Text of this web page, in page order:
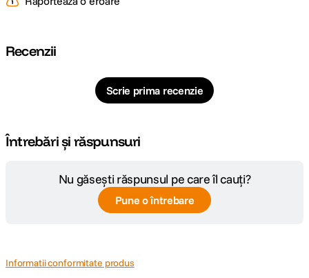
Filtrul PRO1D+ INSTANT ACTION VARIABLE NDX3-450+C-PL va permite
sa creati un efect de polarizare atunci cand doriti sa controlati reflexiile de
Recenzii
Scrie prima recenzie
Întrebări și răspunsuri
Nu găsești răspunsul pe care îl cauți?
Pune o întrebare
Informatii conformitate produs